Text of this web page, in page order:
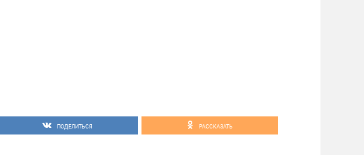
ПОДЕЛИТЬСЯ РАССКАЗАТЬ